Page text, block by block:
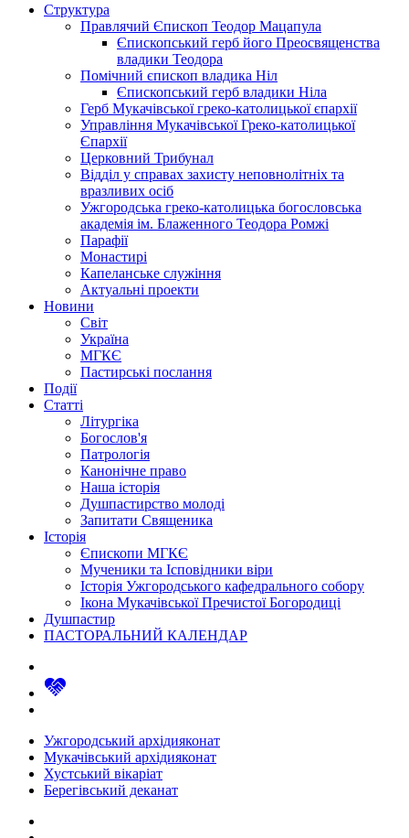
Структура
Правлячий Єпископ Теодор Мацапула
Єпископський герб його Преосвященства
владики Теодора
Помічний єпископ владика Ніл
Єпископський герб владики Ніла
Герб Мукачівської греко-католицької єпархії
Управління Мукачівської Греко-католицької
Єпархії
Церковний Трибунал
Відділ у справах захисту неповнолітніх та
вразливих осіб
Ужгородська греко-католицька богословська
академія ім. Блаженного Теодора Ромжі
Парафії
Монастирі
Капеланське служіння
Актуальні проекти
Новини
Світ
Україна
МГКЄ
Пастирські послання
Події
Статті
Літургіка
Богослов'я
Патрологія
Канонічне право
Наша історія
Душпастирство молоді
Запитати Священика
Історія
Єпископи МГКЄ
Мученики та Ісповідники віри
Історія Ужгородського кафедрального собору
Ікона Мукачівської Пречистої Богородиці
Душпастир
ПАСТОРАЛЬНИЙ КАЛЕНДАР
Ужгородський архідияконат
Мукачівський архідияконат
Хустський вікаріат
Берегівський деканат